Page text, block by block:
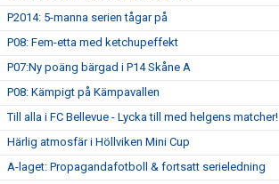
P2014: 5-manna serien tågar på
P08: Fem-etta med ketchupeffekt
P07:Ny poäng bärgad i P14 Skåne A
P08: Kämpigt på Kämpavallen
Till alla i FC Bellevue - Lycka till med helgens matcher!
Härlig atmosfär i Höllviken Mini Cup
A-laget: Propagandafotboll & fortsatt serieledning